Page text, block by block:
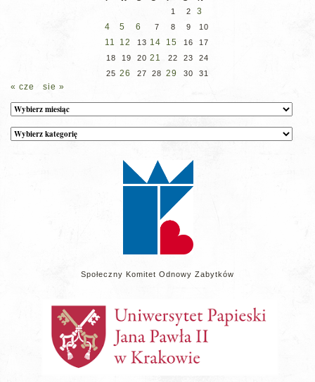
1
2
3
4
5 6 7 8 9 10
11 12 13 14 15 16
17
18
19 20 21 22 23
24
25 26 27 28 29 30 31
« cze sie »
Archiwum
Kategorie
wpisów
Społeczny Komitet Odnowy Zabytków